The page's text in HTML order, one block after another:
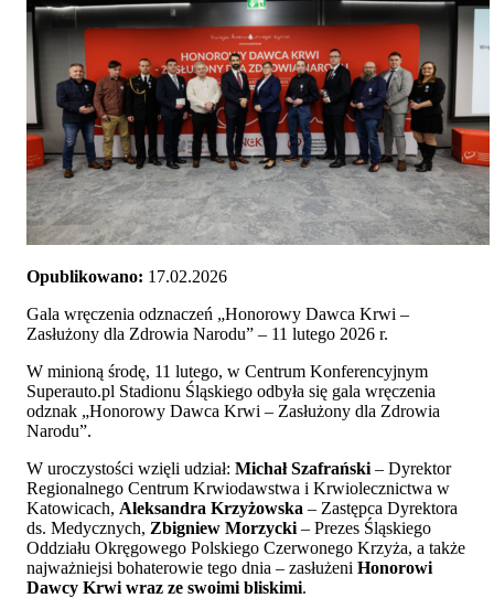
Opublikowano: 17.02.2026
Gala wręczenia odznaczeń „Honorowy Dawca Krwi –
Zasłużony dla Zdrowia Narodu” – 11 lutego 2026 r.
W minioną środę, 11 lutego, w Centrum Konferencyjnym
Superauto.pl Stadionu Śląskiego odbyła się gala wręczenia
odznak „Honorowy Dawca Krwi – Zasłużony dla Zdrowia
Narodu”.
W uroczystości wzięli udział: Michał Szafrański – Dyrektor
Regionalnego Centrum Krwiodawstwa i Krwiolecznictwa w
Katowicach, Aleksandra Krzyżowska – Zastępca Dyrektora
ds. Medycznych, Zbigniew Morzycki – Prezes Śląskiego
Oddziału Okręgowego Polskiego Czerwonego Krzyża, a także
najważniejsi bohaterowie tego dnia – zasłużeni Honorowi
Dawcy Krwi wraz ze swoimi bliskimi.